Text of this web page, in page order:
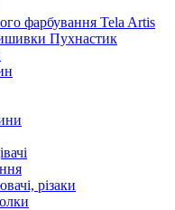
фарбування Tela Artis
Пухнастик
різаки